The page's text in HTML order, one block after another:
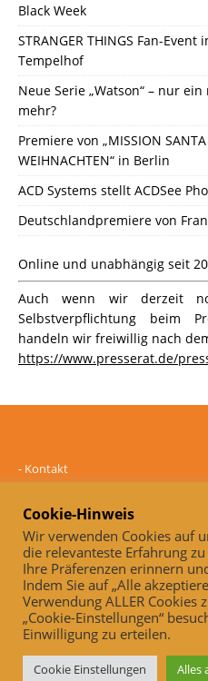
Black Week
STRANGER THINGS Fan-
Tempelhof
Neue Serie „Watson“ – nur
mehr?
Premiere von „MISSION SANTA
WEIHNACHTEN“ in Berlin
ACD Systems stellt ACDSee
Deutschlandpremiere von
Online und unabhängig seit
Auch wenn wir derzeit
Selbstverpflichtung beim
handeln wir freiwillig nach
https://www.presserat.de/
- Kontakt
Datenschutz
-Impressum
Online und unabhängig seit 2005
Auch, wenn wir derzeit
Selbstverpflichtung beim
freiwillig nach dem Pressekodex
https://www.presserat.de/
Cookie-Hinweis
Wir verwenden Cookies auf
die relevanteste Erfahrung
Ihre Präferenzen erinnern
Indem Sie auf „Alle
Verwendung ALLER Cookies
„Cookie-Einstellungen“
Einwilligung zu erteilen.
Cookie Einstellungen Alles